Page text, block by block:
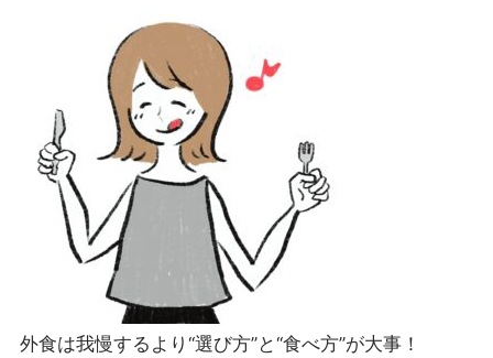
外食は我慢するより“選び方”と“食べ方”が大事！